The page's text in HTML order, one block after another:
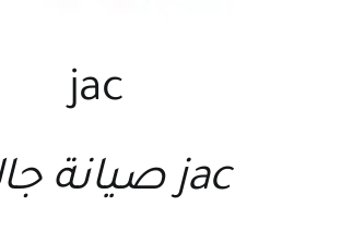
jac
jac صيانة جاك